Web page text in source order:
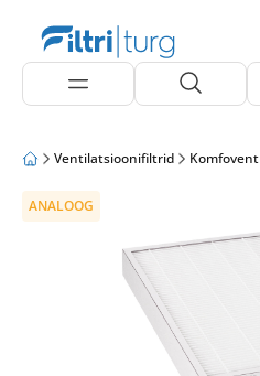
Ventilatsioonifiltrid Komfovent
ANALOOG